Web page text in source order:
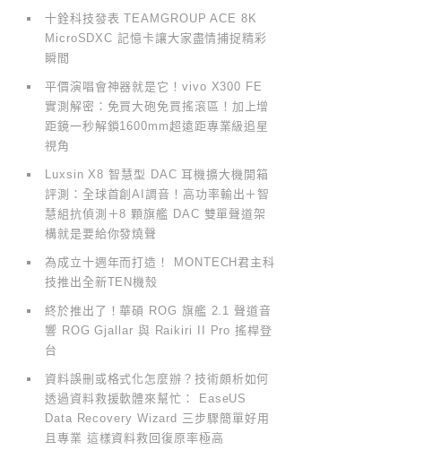
十銓科技發表 TEAMGROUP ACE 8K
MicroSDXC 記憶卡讓大家盡情捕捉精彩
瞬間
平價演唱會神器就是它！vivo X300 FE
實測解密：免買大砲免買搖滾區！加上增
距鏡一秒解鎖1600mm超遠距專業級追星
視角
Luxsin X8 智慧型 DAC 耳機擴大機開箱
評測：全球首創AI調音！高功率輸出＋智
慧組抗偵測＋8 顆旗艦 DAC 雙單聲道架
構就是要給你發燒聲
為成立十週年而打造！ MONTECH君主科
技推出全新TEN機殼
終於推出了！華碩 ROG 旗艦 2.1 聲道音
響 ROG Gjallar 與 Raikiri II Pro 搖桿登
台
資料誤刪或格式化怎麼辦？技術頗析如何
透過資料救援軟體來幫忙： EaseUS
Data Recovery Wizard 三步驟簡單好用
且專業 這樣資料救回復原率極高